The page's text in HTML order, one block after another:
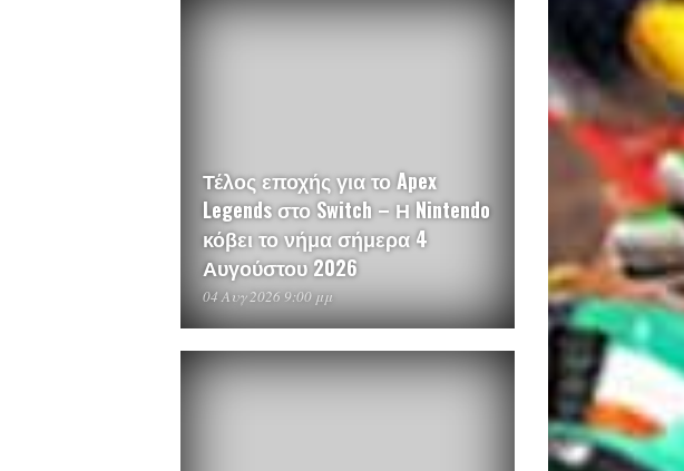
Τέλος εποχής για το Apex
Legends στο Switch – Η Nintendo
κόβει το νήμα σήμερα 4
Αυγούστου 2026
04 Αυγ 2026 9:00 μμ